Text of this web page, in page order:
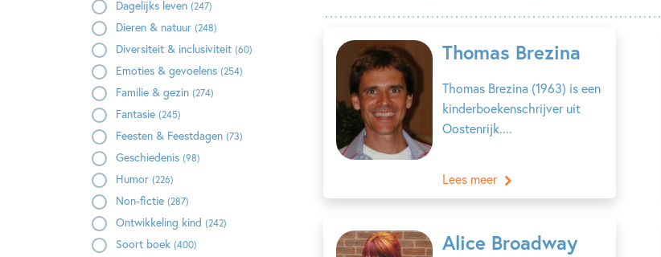
Dagelijks leven (247)
Dieren & natuur (248)
Diversiteit & inclusiviteit (60)
Emoties & gevoelens (254)
Familie & gezin (274)
Fantasie (245)
Feesten & Feestdagen (73)
Geschiedenis (98)
Humor (226)
Non-fictie (287)
Ontwikkeling kind (242)
Soort boek (400)
Thomas Brezina
Thomas Brezina (1963) is een
kinderboekenschrijver uit
Oostenrijk....
Lees meer
Alice Broadway